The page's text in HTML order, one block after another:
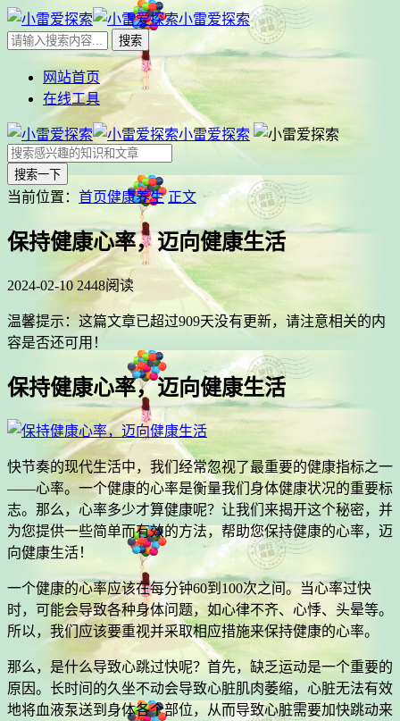
小雷爱探索
网站首页
在线工具
小雷爱探索
搜索一下
当前位置： 首页健康养生 正文
保持健康心率，迈向健康生活
2024-02-10 2448阅读
温馨提示：这篇文章已超过909天没有更新，请注意相关的内
容是否还可用！
保持健康心率，迈向健康生活
快节奏的现代生活中，我们经常忽视了最重要的健康指标之一
——心率。一个健康的心率是衡量我们身体健康状况的重要标
志。那么，心率多少才算健康呢？让我们来揭开这个秘密，并
为您提供一些简单而有效的方法，帮助您保持健康的心率，迈
向健康生活！
一个健康的心率应该在每分钟60到100次之间。当心率过快
时，可能会导致各种身体问题，如心律不齐、心悸、头晕等。
所以，我们应该要重视并采取相应措施来保持健康的心率。
那么，是什么导致心跳过快呢？首先，缺乏运动是一个重要的
原因。长时间的久坐不动会导致心脏肌肉萎缩，心脏无法有效
地将血液泵送到身体各个部位，从而导致心脏需要加快跳动来